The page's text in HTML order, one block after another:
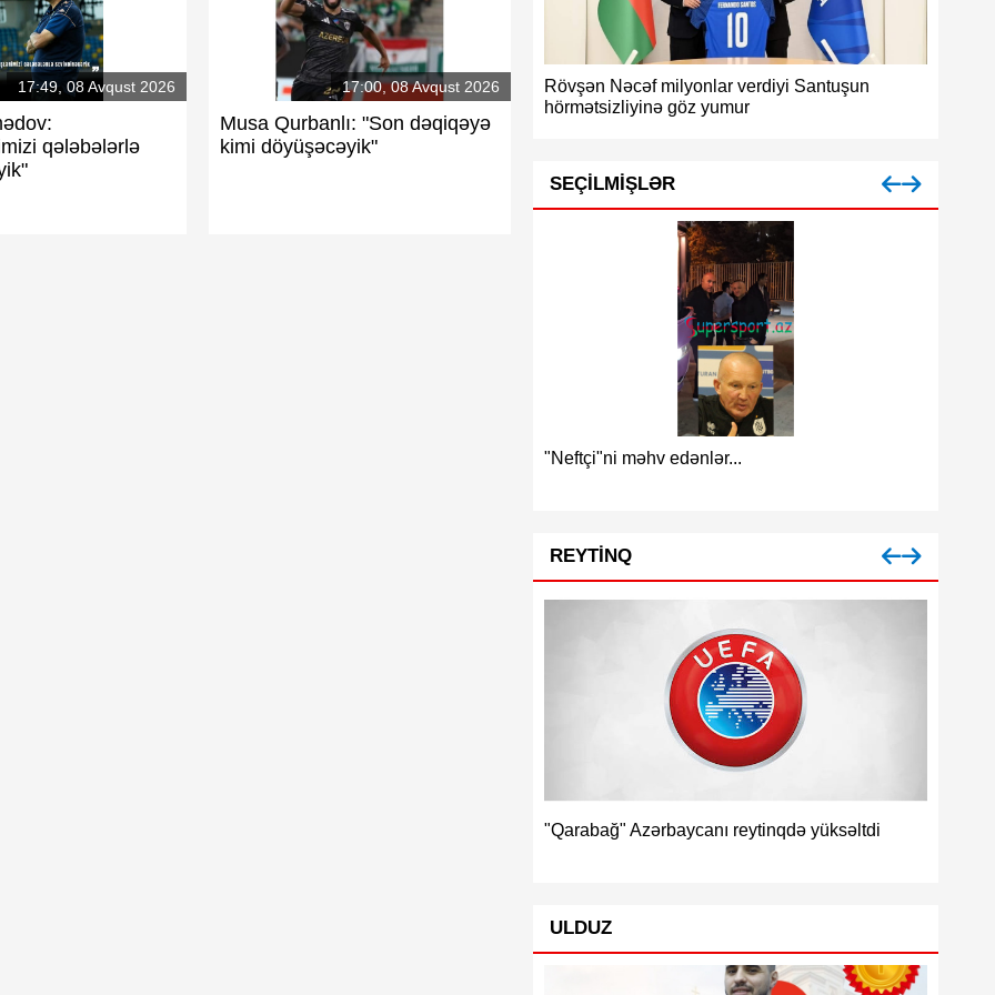
17:49, 08 Avqust 2026
qələbələrlə
17:00, 08 Avqust 2026
Musa Qurbanlı: "Son dəqiqəyə
kimi döyüşəcəyik"
Maqsud
Rövşən Nəcəfin Elxan Məmmədova
məğlubiyyəti
Rövşən Nəcəf milyonlar verdiyi Santuşun
hörmətsizliyinə göz yumur
SEÇILMIŞLƏR
"Neftçi"ni məhv edənlər...
REYTINQ
"Qarabağ" Azərbaycanı reytinqdə yüksəltdi
ULDUZ